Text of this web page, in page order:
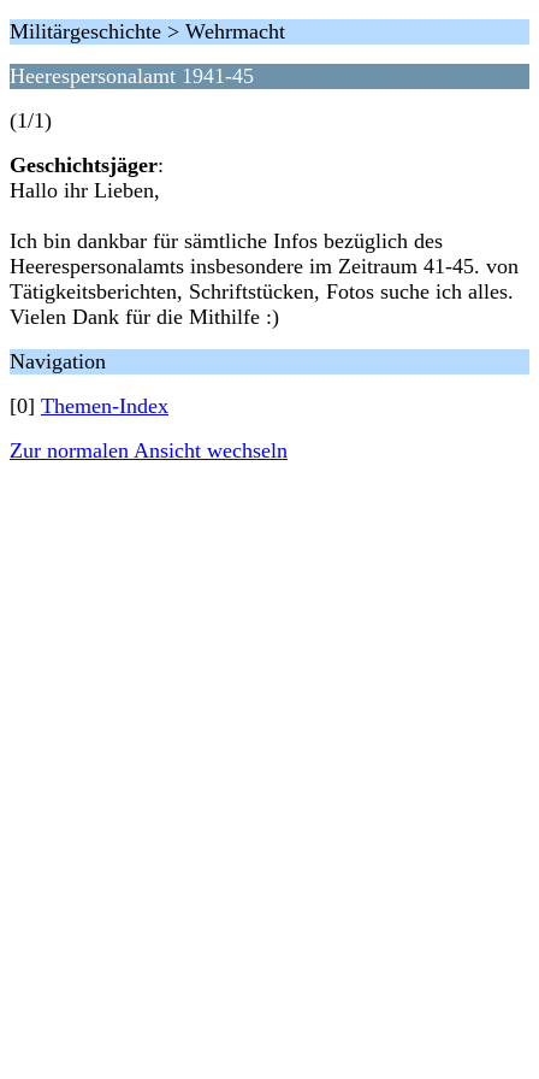
Militärgeschichte > Wehrmacht
Heerespersonalamt 1941-45
(1/1)
Geschichtsjäger:
Hallo ihr Lieben,
Ich bin dankbar für sämtliche Infos bezüglich des
Heerespersonalamts insbesondere im Zeitraum 41-45. von
Tätigkeitsberichten, Schriftstücken, Fotos suche ich alles.
Vielen Dank für die Mithilfe :)
Navigation
[0] Themen-Index
Zur normalen Ansicht wechseln